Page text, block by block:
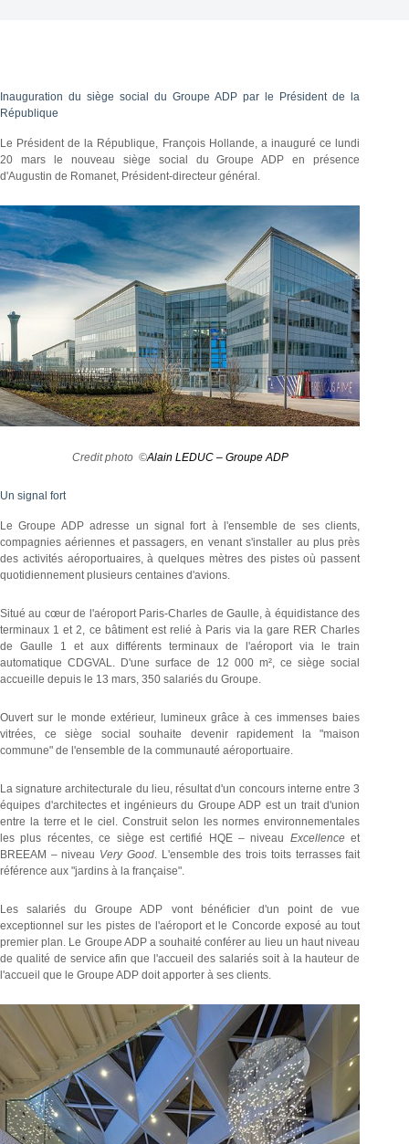
Inauguration du siège social du Groupe ADP par le Président de la
République
Le Président de la République, François Hollande, a inauguré ce lundi
20 mars le nouveau siège social du Groupe ADP en présence
d'Augustin de Romanet, Président-directeur général.
Credit photo ©Alain LEDUC – Groupe ADP
Un signal fort
Le Groupe ADP adresse un signal fort à l'ensemble de ses clients,
compagnies aériennes et passagers, en venant s'installer au plus près
des activités aéroportuaires, à quelques mètres des pistes où passent
quotidiennement plusieurs centaines d'avions.
Situé au cœur de l'aéroport Paris-Charles de Gaulle, à équidistance des
terminaux 1 et 2, ce bâtiment est relié à Paris via la gare RER Charles
de Gaulle 1 et aux différents terminaux de l'aéroport via le train
automatique CDGVAL. D'une surface de 12 000 m², ce siège social
accueille depuis le 13 mars, 350 salariés du Groupe.
Ouvert sur le monde extérieur, lumineux grâce à ces immenses baies
vitrées, ce siège social souhaite devenir rapidement la "maison
commune" de l'ensemble de la communauté aéroportuaire.
La signature architecturale du lieu, résultat d'un concours interne entre 3
équipes d'architectes et ingénieurs du Groupe ADP est un trait d'union
entre la terre et le ciel. Construit selon les normes environnementales
les plus récentes, ce siège est certifié HQE – niveau Excellenceet
BREEAM – niveau Very Good. L'ensemble des trois toits terrasses fait
référence aux "jardins à la française".
Les salariés du Groupe ADP vont bénéficier d'un point de vue
exceptionnel sur les pistes de l'aéroport et le Concorde exposé au tout
premier plan. Le Groupe ADP a souhaité conférer au lieu un haut niveau
de qualité de service afin que l'accueil des salariés soit à la hauteur de
l'accueil que le Groupe ADP doit apporter à ses clients.